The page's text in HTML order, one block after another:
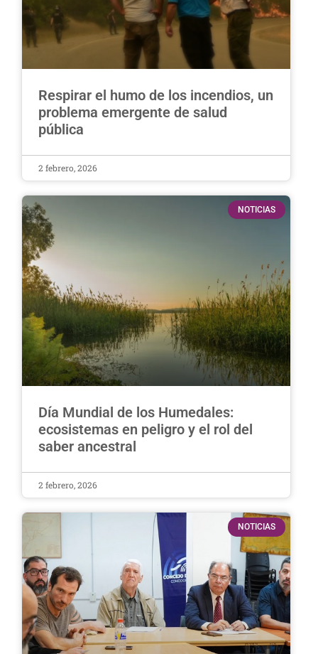
Respirar el humo de los incendios, un
problema emergente de salud
pública
2 febrero, 2026
NOTICIAS
Día Mundial de los Humedales:
ecosistemas en peligro y el rol del
saber ancestral
2 febrero, 2026
NOTICIAS